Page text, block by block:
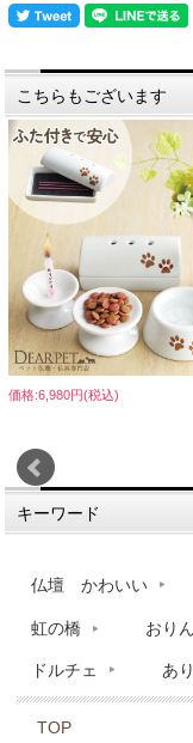
こちらもございます
価格:6,980円(税込)
キーワード
仏壇 かわいい
虹の橋 おりん
ドルチェ あ
TOP